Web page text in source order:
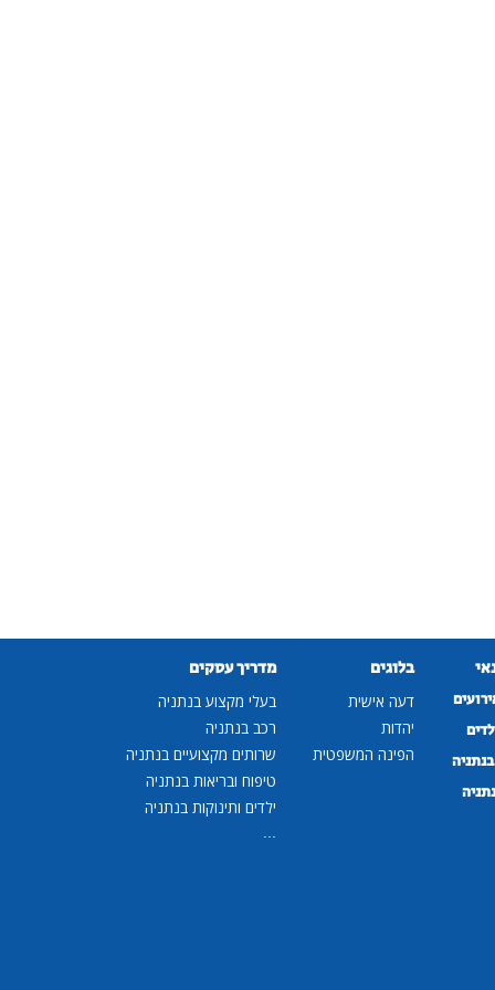
בלוגים
דעה אישית
יהדות
הפינה המשפטית
מדריך עסקים
בעלי מקצוע בנתניה
רכב בנתניה
שרותים מקצועיים בנתניה
טיפוח ובריאות בנתניה
ילדים ותינוקות בנתניה